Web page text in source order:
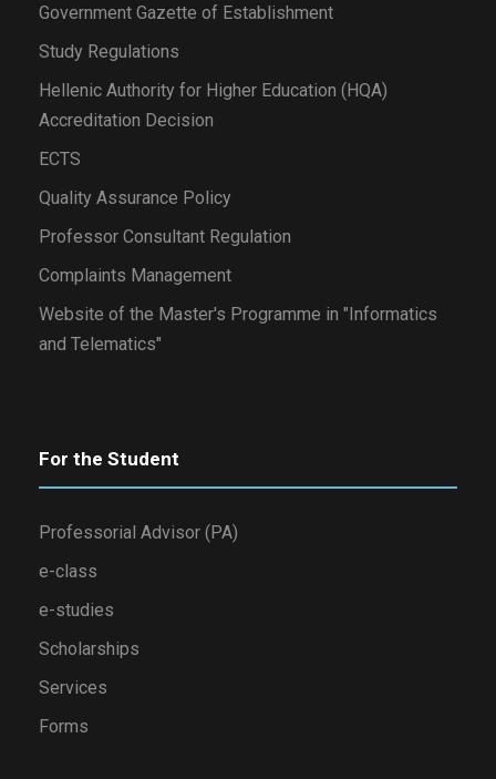
Government Gazette of Establishment
Study Regulations
Hellenic Authority for Higher Education (HQA)
Accreditation Decision
ECTS
Quality Assurance Policy
Professor Consultant Regulation
Complaints Management
Website of the Master's Programme in "Informatics
and Telematics"
For the Student
Professorial Advisor (PA)
e-class
e-studies
Scholarships
Services
Forms